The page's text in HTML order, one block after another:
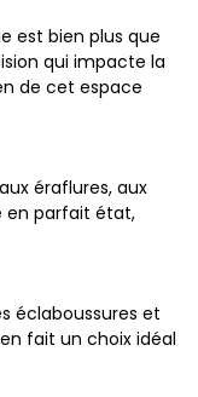
est bien plus que
qui impacte la
de cet espace
éraflures, aux
en parfait état,
éclaboussures et
fait un choix idéal